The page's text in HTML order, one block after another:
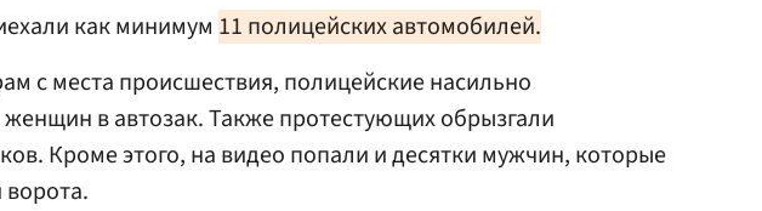
как минимум 11 полицейских автомобилей.
с места происшествия, полицейские насильно
женщин в автозак. Также протестующих обрызгали
Кроме этого, на видео попали и десятки мужчин, которые